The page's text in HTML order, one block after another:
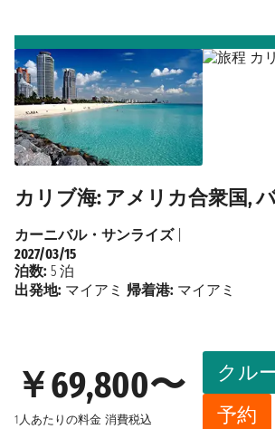
カリブ海: アメリカ合衆国,
￥69,800〜
1人あたりの料金 消費税込
クル
予約
カーニバル・サンライズ|
2027/03/15
泊数: 5 泊
出発地: マイアミ 帰着港: マイアミ